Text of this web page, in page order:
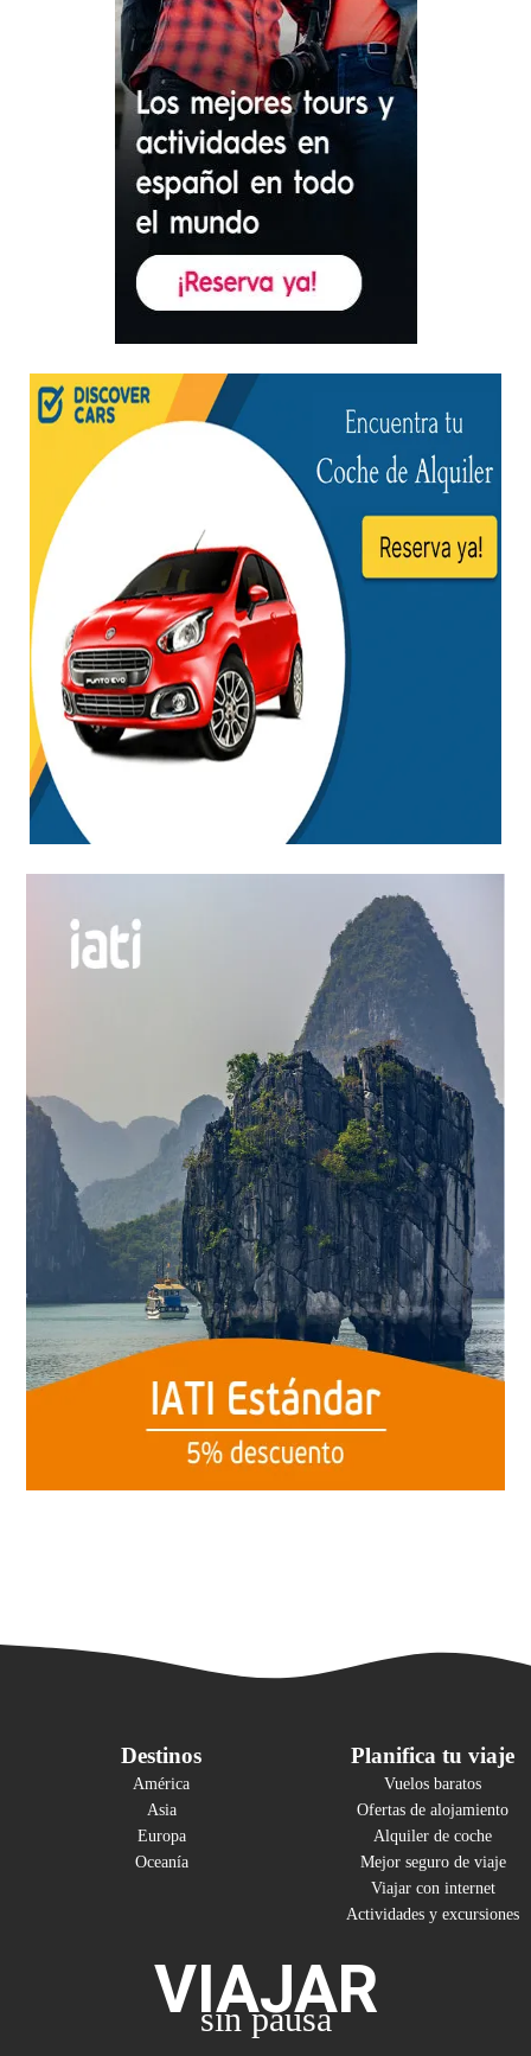
Destinos
América
Asia
Europa
Oceanía
Planifica tu viaje
Vuelos baratos
Ofertas de alojamiento
Alquiler de coche
Mejor seguro de viaje
Viajar con internet
Actividades y excursiones
VIAJAR
sin pausa